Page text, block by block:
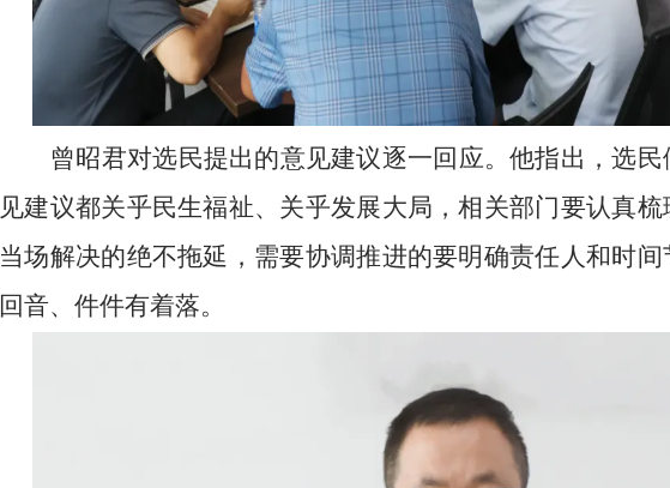
曾昭君对选民提出的意见建议逐一回应。他指出，选
见建议都关乎民生福祉、关乎发展大局，相关部门要认真
当场解决的绝不拖延，需要协调推进的要明确责任人和时
回音、件件有着落。